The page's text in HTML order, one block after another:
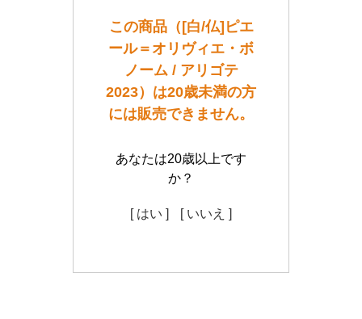
この商品（[白/仏]ピエ
ール＝オリヴィエ・ボ
ノーム / アリゴテ
2023）は20歳未満の方
には販売できません。
あなたは20歳以上です
か？
[ はい ] [ いいえ ]